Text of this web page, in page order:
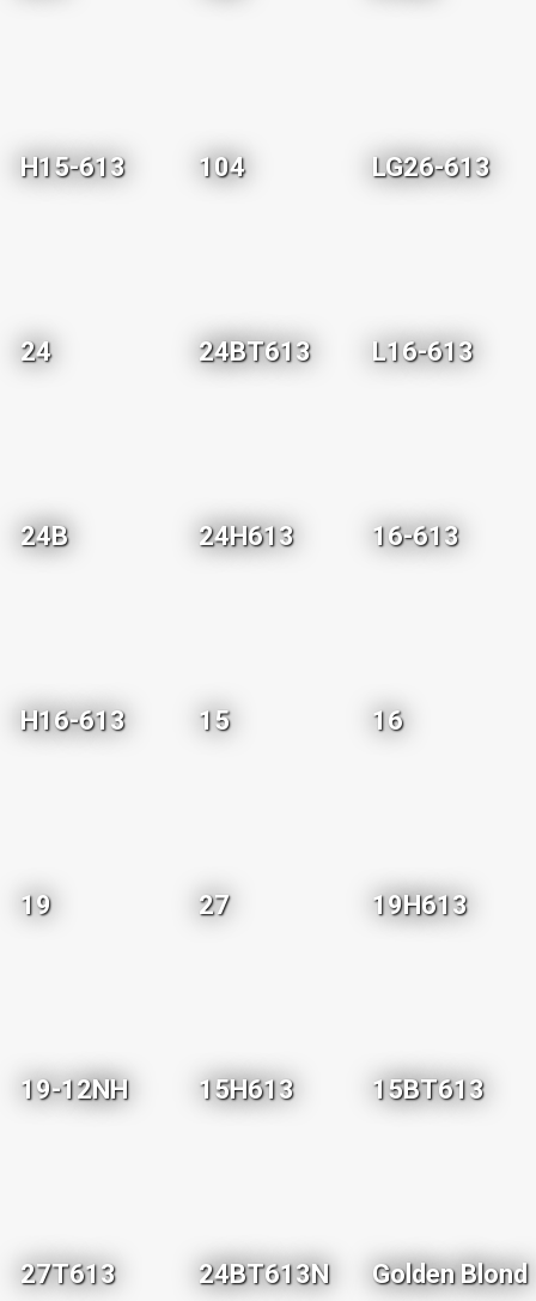
H15-613 104 LG26-613
24 24BT613 L16-613
24B 24H613 16-613
H16-613 15 16
19 27 19H613
19-12NH 15H613 15BT613
27T613 24BT613N Golden Blond